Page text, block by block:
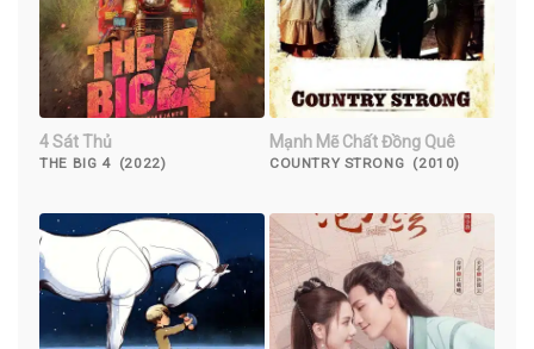
4 Sát Thủ
THE BIG 4 (2022)
Mạnh Mẽ Chất Đồng Quê
COUNTRY STRONG (2010)